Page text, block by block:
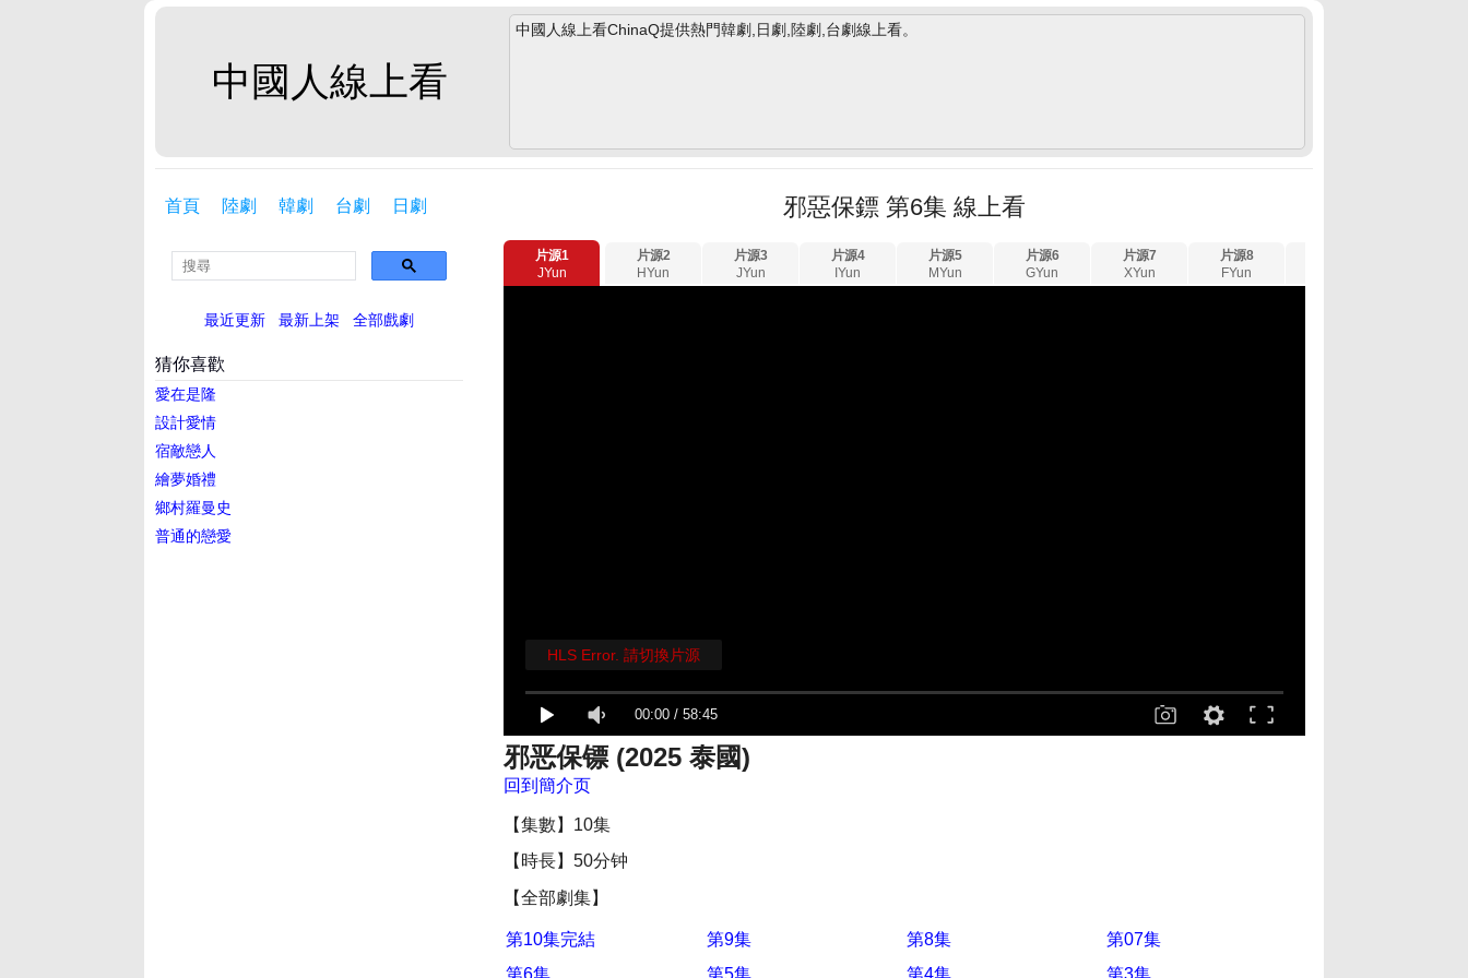
中國人線上看
中國人線上看ChinaQ提供熱門韓劇,日劇,陸劇,台劇線上看。
首頁 陸劇 韓劇 台劇 日劇
最近更新 最新上架 全部戲劇
邪惡保鏢 第6集 線上看
片源1
JYun
片源2
HYun
片源3
JYun
片源4
IYun
片源5
MYun
片源6
GYun
片源7
XYun
片源8
FYun
00:00 /58:45
HLS Error. 請切換片源
邪恶保镖 (2025 泰國)
回到簡介页
【集數】10集
【時長】50分钟
【全部劇集】
第10集完結 第9集 第8集
第07集
猜你喜歡
愛在是隆
設計愛情
宿敵戀人
繪夢婚禮
鄉村羅曼史
普通的戀愛